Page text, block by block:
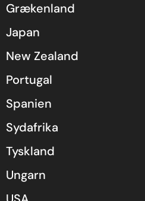
Grækenland
Japan
New Zealand
Portugal
Spanien
Sydafrika
Tyskland
Ungarn